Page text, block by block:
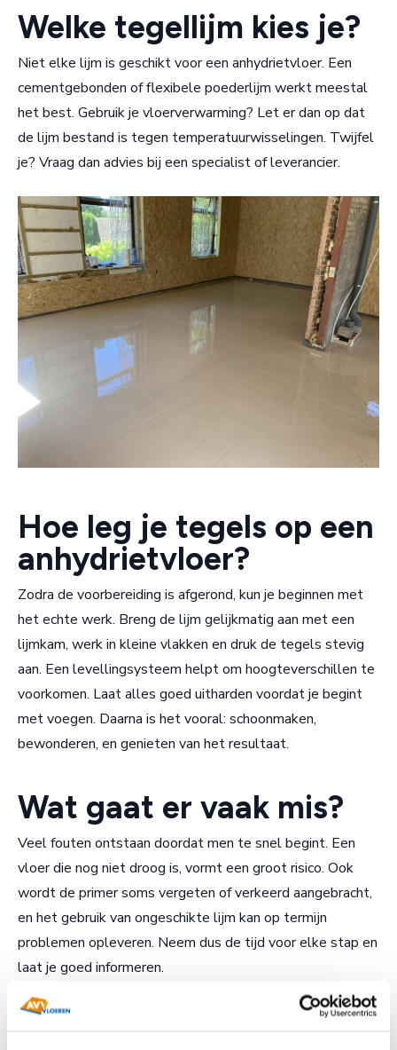
Welke tegellijm kies je?
Niet elke lijm is geschikt voor een anhydrietvloer. Een
cementgebonden of flexibele poederlijm werkt meestal
het best. Gebruik je vloerverwarming? Let er dan op dat
de lijm bestand is tegen temperatuurwisselingen. Twijfel
je? Vraag dan advies bij een specialist of leverancier.
Hoe leg je tegels op een
anhydrietvloer?
Zodra de voorbereiding is afgerond, kun je beginnen met
het echte werk. Breng de lijm gelijkmatig aan met een
lijmkam, werk in kleine vlakken en druk de tegels stevig
aan. Een levellingsysteem helpt om hoogteverschillen te
voorkomen. Laat alles goed uitharden voordat je begint
met voegen. Daarna is het vooral: schoonmaken,
bewonderen, en genieten van het resultaat.
Wat gaat er vaak mis?
Veel fouten ontstaan doordat men te snel begint. Een
vloer die nog niet droog is, vormt een groot risico. Ook
wordt de primer soms vergeten of verkeerd aangebracht,
en het gebruik van ongeschikte lijm kan op termijn
problemen opleveren. Neem dus de tijd voor elke stap en
laat je goed informeren.